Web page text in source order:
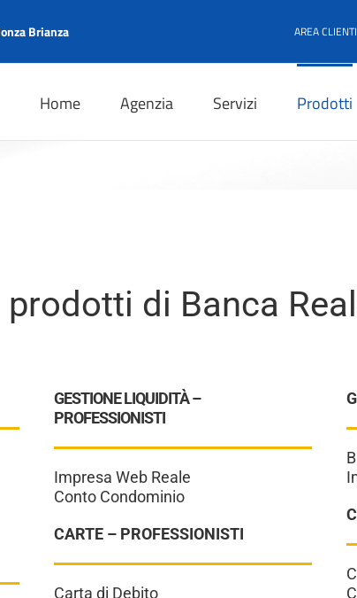
Brianza AREA CLIENTI
Home Agenzia Servizi Prodotti